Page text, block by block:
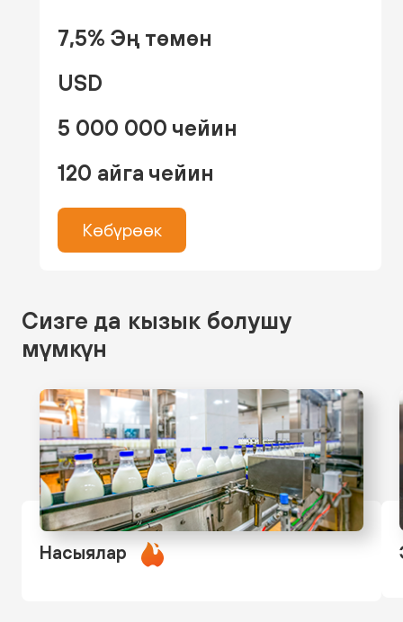
7,5% Эң төмөн
USD
5 000 000 чейин
120 айга чейин
Көбүрөөк
Сизге да кызык болушу
мүмкүн
Насыялар